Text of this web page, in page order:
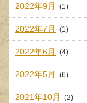
2022年9月 (1)
2022年7月 (1)
2022年6月 (4)
2022年5月 (6)
2021年10月 (2)